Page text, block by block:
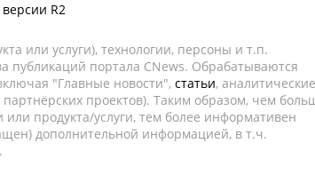
R2
или услуги), технологии, персоны и т.п.
публикаций портала CNews. Обрабатываются
"Главные новости", статьи, аналитические
проектов). Таким образом, чем
продукта/услуги, тем более информативен
дополнительной информацией, в т.ч.